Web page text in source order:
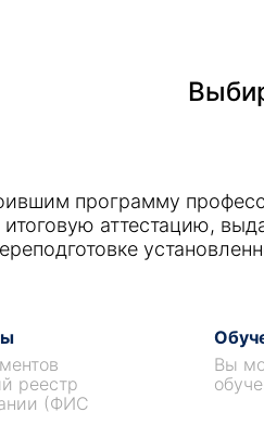
программу
аттестацию,
реестр
(ФИС
Вы